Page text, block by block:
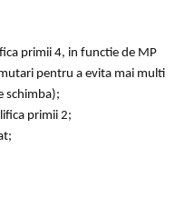
primii 4, in functie de MP
pentru a evita mai multi
schimba);
primii 2;